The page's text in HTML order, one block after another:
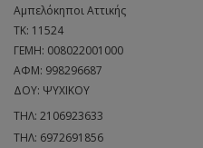
Αμπελόκηποι Αττικής
ΤΚ: 11524
ΓΕΜΗ: 008022001000
ΑΦΜ: 998296687
ΔΟΥ: ΨΥΧΙΚΟΥ
ΤΗΛ: 2106923633
ΤΗΛ: 6972691856